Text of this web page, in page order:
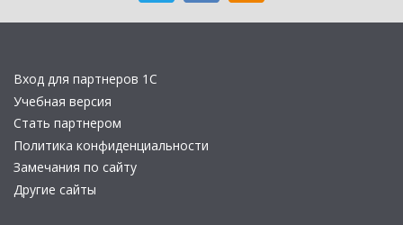
Вход для партнеров 1С
Учебная версия
Стать партнером
Политика конфиденциальности
Замечания по сайту
Другие сайты